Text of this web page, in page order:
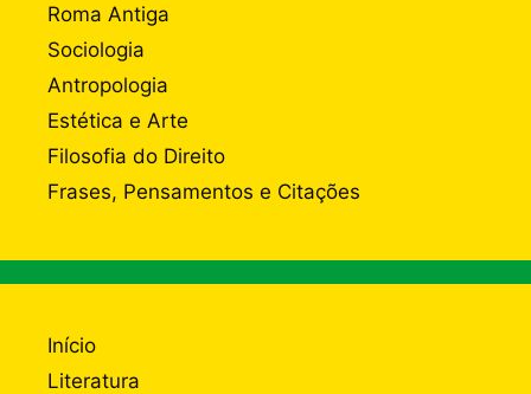
Roma Antiga
Sociologia
Antropologia
Estética e Arte
Filosofia do Direito
Frases, Pensamentos e Citações
Início
Literatura